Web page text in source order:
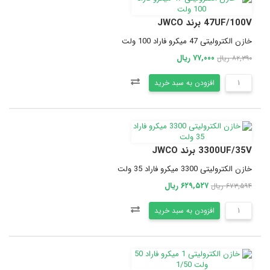
47UF/100V برند JWCO
خازن الکترولیتی 47 میکرو فاراد 100 ولت
۸۲,۳۹۰ ریال ۷۷,۰۰۰ ریال
افزودن به سبد خرید
3300UF/35V برند JWCO
خازن الکترولیتی 3300 میکرو فاراد 35 ولت
۶۷۳,۵۹۴ ریال ۶۲۹,۵۲۷ ریال
افزودن به سبد خرید